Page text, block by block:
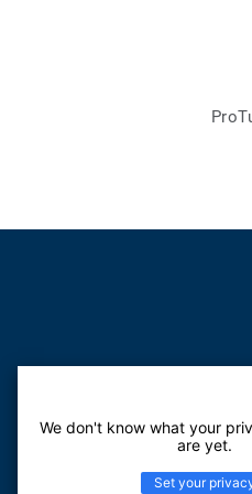
We don't know what your
are yet.
Set your